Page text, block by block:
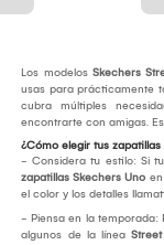
Los modelosSkechers
usas para prácticamente
cubra múltiples
encontrarte con amigas.
¿Cómo elegir tus
- Considera tu estilo: Si
zapatillas Skechers Uno
el color y los detalles
- Piensa en la temporada:
algunos de la líneaStreet